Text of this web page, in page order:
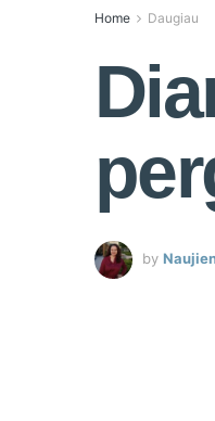
Home Daugiau
by